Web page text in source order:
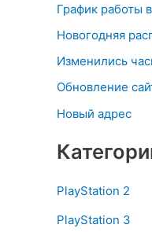
График работы
Новогодняя
Изменились
Обновление
Новый адрес
PlayStation 2
PlayStation 3